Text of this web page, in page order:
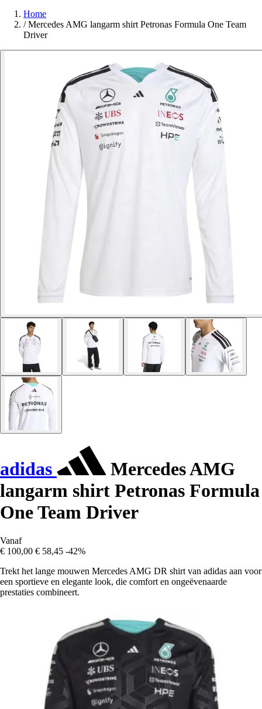
Home
/ Mercedes AMG langarm shirt Petronas Formula One Team
Driver
adidas
Mercedes AMG
langarm shirt Petronas Formula
One Team Driver
Vanaf
€ 100,00 € 58,45 -42%
Trekt het lange mouwen Mercedes AMG DR shirt van adidas aan voor
een sportieve en elegante look, die comfort en ongeëvenaarde
prestaties combineert.